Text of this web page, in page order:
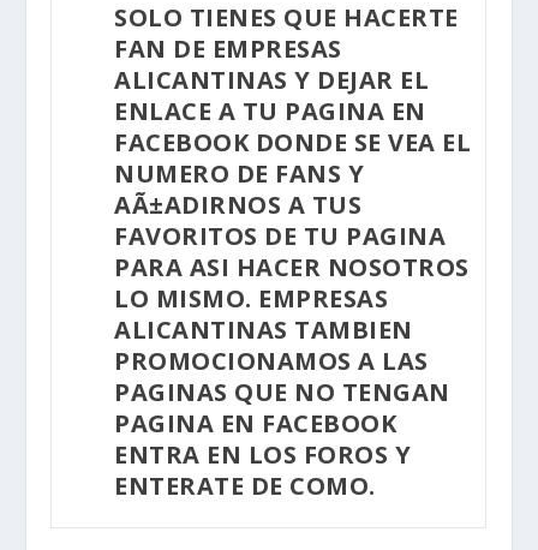
SOLO TIENES QUE HACERTE
FAN DE EMPRESAS
ALICANTINAS Y DEJAR EL
ENLACE A TU PAGINA EN
FACEBOOK DONDE SE VEA EL
NUMERO DE FANS Y
AÃ±ADIRNOS A TUS
FAVORITOS DE TU PAGINA
PARA ASI HACER NOSOTROS
LO MISMO. EMPRESAS
ALICANTINAS TAMBIEN
PROMOCIONAMOS A LAS
PAGINAS QUE NO TENGAN
PAGINA EN FACEBOOK
ENTRA EN LOS FOROS Y
ENTERATE DE COMO.